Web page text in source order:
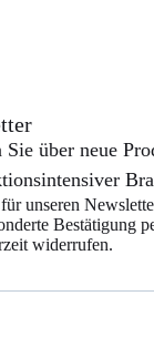
über neue
unseren
Bestätigung
widerrufen.